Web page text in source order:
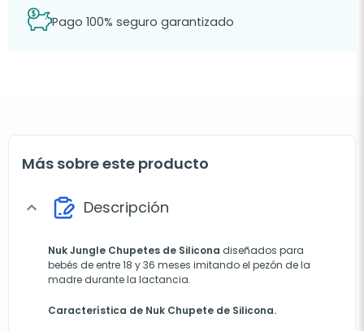
Pago 100% seguro garantizado
Más sobre este producto
expand_more Descripción
Nuk Jungle Chupetes de Silicona diseñados para
bebés de entre 18 y 36 meses imitando el pezón de la
madre durante la lactancia.
Característica de Nuk Chupete de Silicona.